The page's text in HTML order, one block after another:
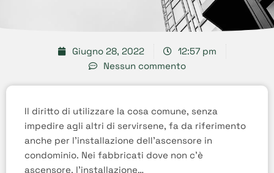
Giugno 28, 2022
12:57 pm
Nessun commento
Il diritto di utilizzare la cosa comune, senza
impedire agli altri di servirsene, fa da riferimento
anche per l’installazione dell’ascensore in
condominio. Nei fabbricati dove non c’è
ascensore, l’installazione…